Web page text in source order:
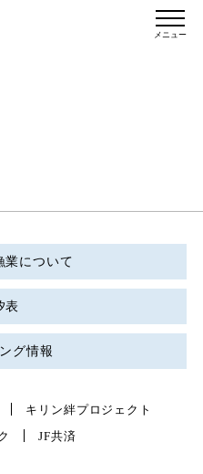
メニュー
業について
表
グ情報
キリン絆プロジェクト
JF共済